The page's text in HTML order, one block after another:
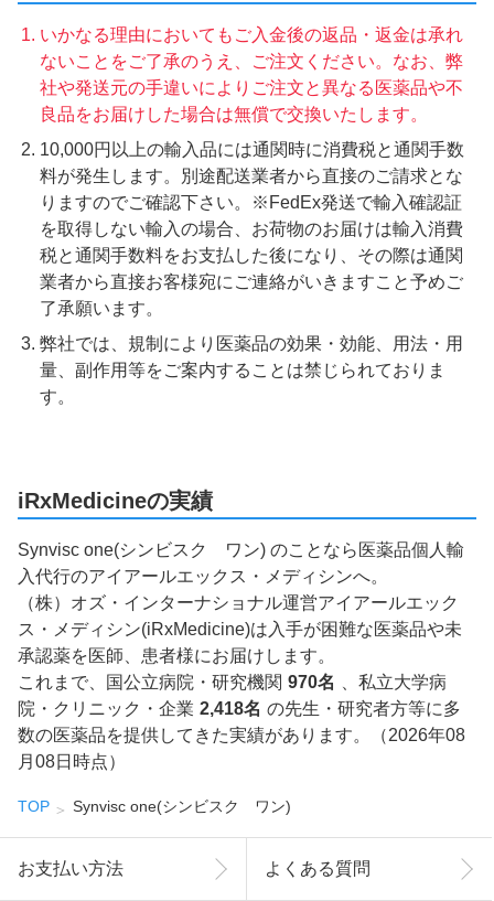
いかなる理由においてもご入金後の返品・返金は承れ
ないことをご了承のうえ、ご注文ください。なお、弊
社や発送元の手違いによりご注文と異なる医薬品や不
良品をお届けした場合は無償で交換いたします。
10,000円以上の輸入品には通関時に消費税と通関手数
料が発生します。別途配送業者から直接のご請求とな
りますのでご確認下さい。※FedEx発送で輸入確認証
を取得しない輸入の場合、お荷物のお届けは輸入消費
税と通関手数料をお支払した後になり、その際は通関
業者から直接お客様宛にご連絡がいきますこと予めご
了承願います。
弊社では、規制により医薬品の効果・効能、用法・用
量、副作用等をご案内することは禁じられておりま
す。
iRxMedicineの実績
Synvisc one(シンビスク ワン) のことなら医薬品個人輸
入代行のアイアールエックス・メディシンへ。
（株）オズ・インターナショナル運営アイアールエック
ス・メディシン(iRxMedicine)は入手が困難な医薬品や未
承認薬を医師、患者様にお届けします。
これまで、国公立病院・研究機関 970名
、私立大学病
院・クリニック・企業 2,418名 の先生・研究者方等に多
数の医薬品を提供してきた実績があります。（2026年08
月08日時点）
TOP Synvisc one(シンビスク ワン)
お支払い方法 よくある質問